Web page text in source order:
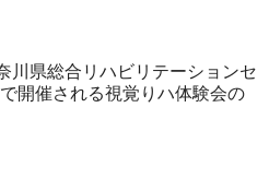
川県総合リハビリテーションセ
開催される視覚りハ体験会の